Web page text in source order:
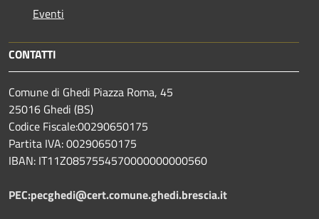
Eventi
CONTATTI
Comune di Ghedi Piazza Roma, 45
25016 Ghedi (BS)
Codice Fiscale:00290650175
Partita IVA: 00290650175
IBAN: IT11Z0857554570000000000560
PEC:pecghedi@cert.comune.ghedi.brescia.it